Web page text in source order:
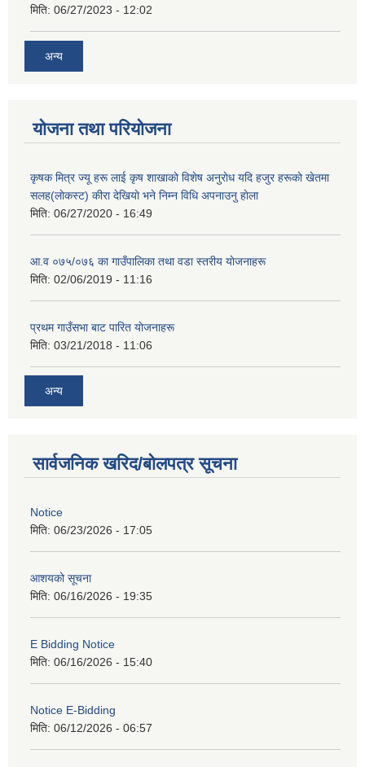
मिति: 06/27/2023 - 12:02
अन्य
योजना तथा परियोजना
कृषक मित्र ज्यू हरू लाई कृष शाखाकाे विशेष अनुराेध यदि हजुर हरूकाे खेतमा
सलह(लाेकस्ट) कीरा देखियाे भने निम्न विधि अपनाउनु हाेला
मिति: 06/27/2020 - 16:49
आ‍.व ०७५/०७६ का गाउँपालिका तथा वडा स्तरीय याेजनाहरू
मिति: 02/06/2019 - 11:16
प्रथम गाउँसभा बाट पारित याेजनाहरू
मिति: 03/21/2018 - 11:06
अन्य
सार्वजनिक खरिद/बोलपत्र सूचना
Notice
मिति: 06/23/2026 - 17:05
आशयको सूचना
मिति: 06/16/2026 - 19:35
E Bidding Notice
मिति: 06/16/2026 - 15:40
Notice E-Bidding
मिति: 06/12/2026 - 06:57